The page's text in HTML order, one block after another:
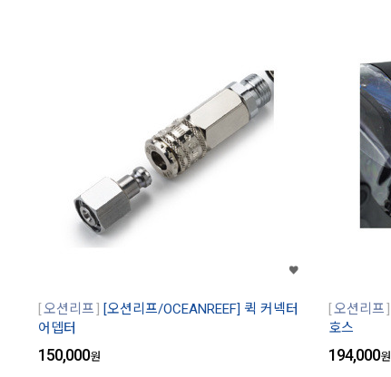
오션리프
[오션리프/OCEANREEF] 퀵 커넥터
어뎁터
150,000원
오션리프
호스
194,000원